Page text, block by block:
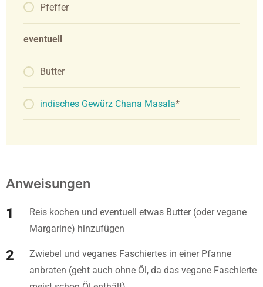
Pfeffer
eventuell
Butter
indisches Gewürz Chana Masala*
Anweisungen
Reis kochen und eventuell etwas Butter (oder vegane
Margarine) hinzufügen
Zwiebel und veganes Faschiertes in einer Pfanne
anbraten (geht auch ohne Öl, da das vegane Faschierte